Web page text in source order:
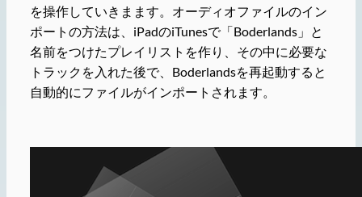
を操作していきまます。オーディオファイルのイン
ポートの方法は、iPadのiTunesで「Boderlands」と
名前をつけたプレイリストを作り、その中に必要な
トラックを入れた後で、Boderlandsを再起動すると
自動的にファイルがインポートされます。